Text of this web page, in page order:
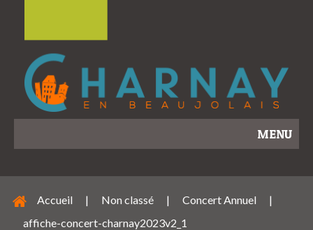
MENU
Accueil | Non classé | Concert Annuel
|
affiche-concert-charnay2023v2_1